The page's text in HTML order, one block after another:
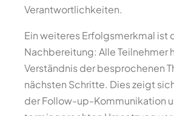
Verantwortlichkeiten.
Ein weiteres Erfolgsmerkmal ist
Nachbereitung: Alle Teilnehmer
Verständnis der besprochenen
nächsten Schritte. Dies zeigt
der Follow-up-Kommunikation